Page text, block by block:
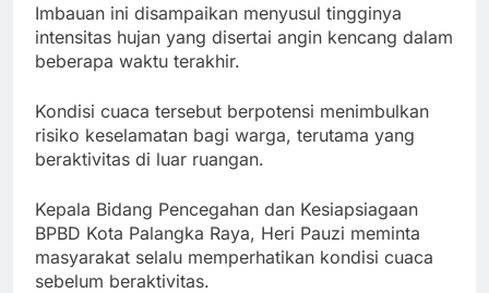
Imbauan ini disampaikan menyusul tingginya
intensitas hujan yang disertai angin kencang dalam
beberapa waktu terakhir.
Kondisi cuaca tersebut berpotensi menimbulkan
risiko keselamatan bagi warga, terutama yang
beraktivitas di luar ruangan.
Kepala Bidang Pencegahan dan Kesiapsiagaan
BPBD Kota Palangka Raya, Heri Pauzi meminta
masyarakat selalu memperhatikan kondisi cuaca
sebelum beraktivitas.